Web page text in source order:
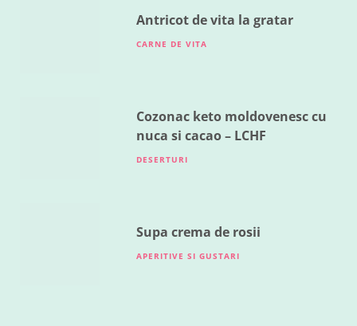
MAI 18, 2016
Antricot de vita la gratar
CARNE DE VITA
Cozonac keto moldovenesc cu
nuca si cacao – LCHF
DESERTURI
Supa crema de rosii
APERITIVE SI GUSTARI